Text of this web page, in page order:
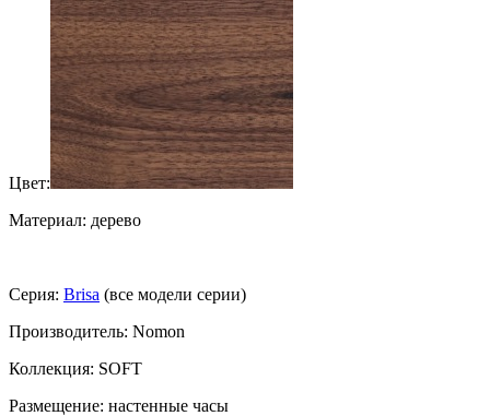
Цвет:
Материал: дерево
Серия: Brisa (все модели серии)
Производитель: Nomon
Коллекция: SOFT
Размещение: настенные часы